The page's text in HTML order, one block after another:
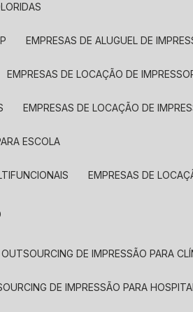
EMPRESAS DE ALUGUEL DE
EMPRESAS DE LOCAÇÃO DE
EMPRESAS DE LOCAÇÃO DE
ESCOLA
EMPRESAS DE
OUTSOURCING DE IMPRESSÃO PARA
DE IMPRESSÃO PARA